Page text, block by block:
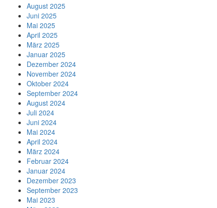
August 2025
Juni 2025
Mai 2025
April 2025
März 2025
Januar 2025
Dezember 2024
November 2024
Oktober 2024
September 2024
August 2024
Juli 2024
Juni 2024
Mai 2024
April 2024
März 2024
Februar 2024
Januar 2024
Dezember 2023
September 2023
Mai 2023